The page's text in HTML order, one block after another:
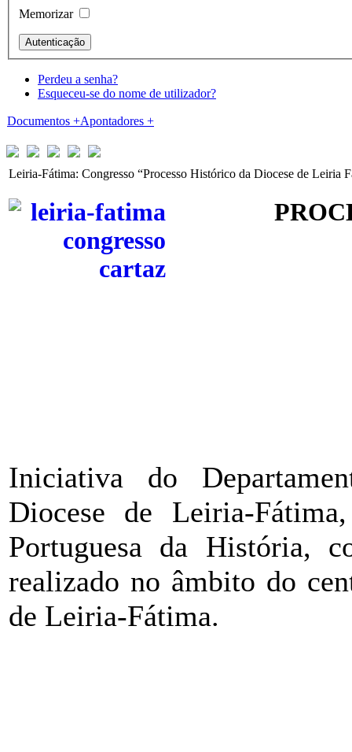
Memorizar
Perdeu a senha?
Esqueceu-se do nome de utilizador?
Documentos +Apontadores +
Leiria-Fátima: Congresso “Processo Histórico da Diocese de Leiria
Iniciativa do
Diocese de Leiria-
Portuguesa da História,
realizado no âmbito do
de Leiria-Fátima.